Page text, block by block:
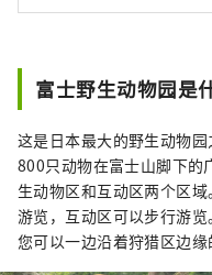
富士野生动物园是
这是日本最大的野生动物
800只动物在富士山脚下的
生动物区和互动区两个区
游览，互动区可以步行游
您可以一边沿着狩猎区边缘